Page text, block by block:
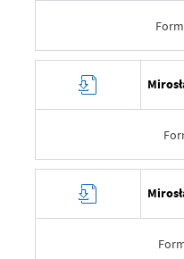
Data opublikowania
Opublikował
Data ostatniej
Ostatnio zaktualizował
Data opublikowania
Opublikował
Data ostatniej
Ostatnio zaktualizował
Data opublikowania